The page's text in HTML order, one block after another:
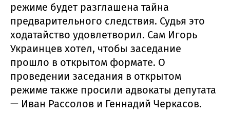
режиме будет разглашена тайна
предварительного следствия. Судья это
ходатайство удовлетворил. Сам Игорь
Украинцев хотел, чтобы заседание
прошло в открытом формате. О
проведении заседания в открытом
режиме также просили адвокаты депутата
— Иван Рассолов и Геннадий Черкасов.